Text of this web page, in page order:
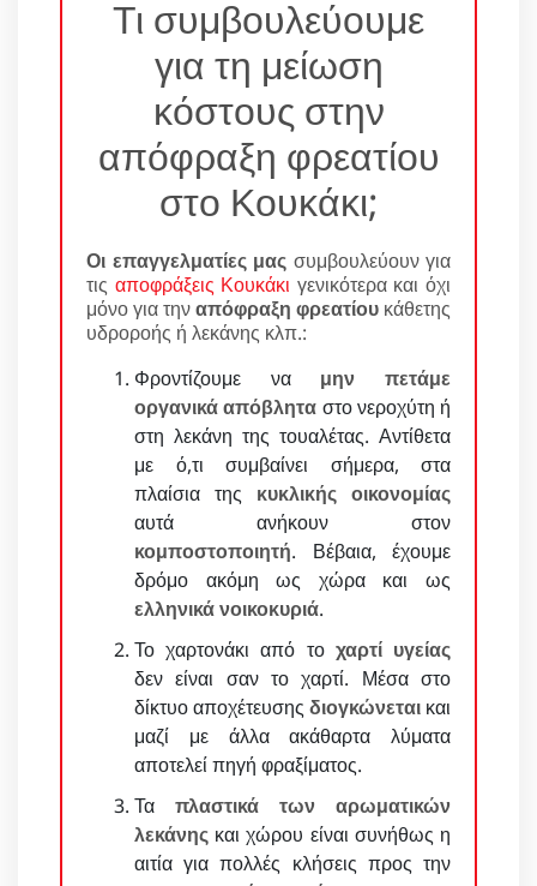
Τι συμβουλεύουμε
για τη μείωση
κόστους στην
απόφραξη φρεατίου
στο Κουκάκι;
Οι επαγγελματίες μας συμβουλεύουν για
τις αποφράξεις Κουκάκι γενικότερα και όχι
μόνο για τηναπόφραξη φρεατίου κάθετης
υδροροής ή λεκάνης κλπ.:
Φροντίζουμε να μην πετάμε
οργανικά απόβλητα στο νεροχύτη ή
στη λεκάνη της τουαλέτας. Αντίθετα
με ό,τι συμβαίνει σήμερα, στα
πλαίσια της κυκλικής οικονομίας
αυτά ανήκουν στον
κομποστοποιητή. Βέβαια, έχουμε
δρόμο ακόμη ως χώρα και ως
ελληνικά νοικοκυριά.
Το χαρτονάκι από το χαρτί υγείας
δεν είναι σαν το χαρτί. Μέσα στο
δίκτυο αποχέτευσης διογκώνεται και
μαζί με άλλα ακάθαρτα λύματα
αποτελεί πηγή φραξίματος.
Τα πλαστικά των αρωματικών
λεκάνης και χώρου είναι συνήθως η
αιτία για πολλές κλήσεις προς την